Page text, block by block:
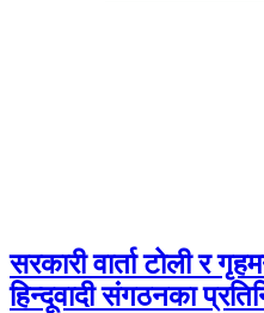
सरकारी वार्ता टोली र
हिन्दूवादी संगठनका